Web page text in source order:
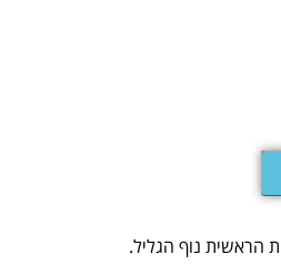
הראשית נוף הגליל.